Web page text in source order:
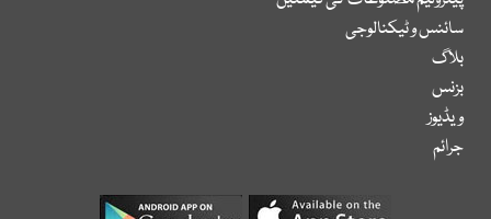
سائنس و ٹیکنالوجی
بلاگ
بزنس
ویڈیوز
جرائم